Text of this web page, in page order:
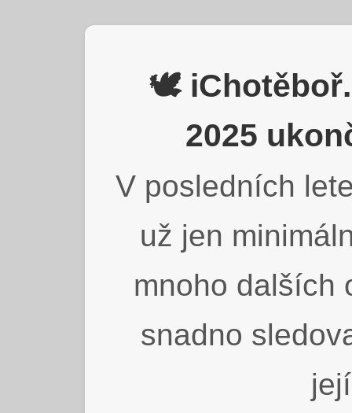
🕊️
2025
V posledních
už jen
mnoho dalších
snadno